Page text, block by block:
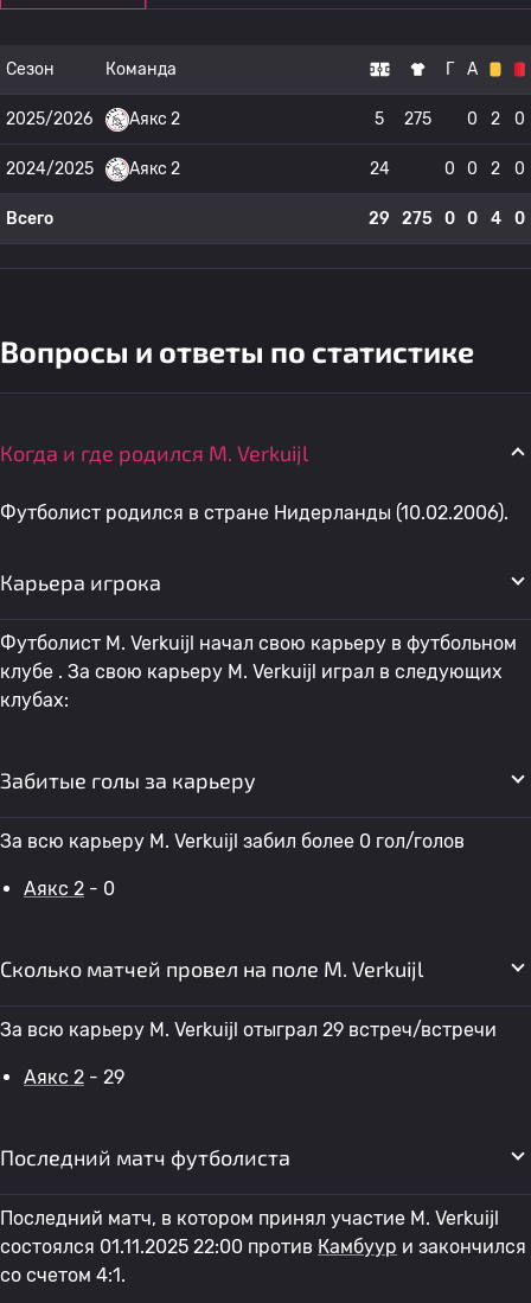
Сезон Команда Г А
2025/2026 Аякс 2 5 275 0 2 0
2024/2025 Аякс 2 24 0 0 2 0
Всего 29 275 0 0 4 0
Вопросы и ответы по статистике
Когда и где родился M. Verkuijl
Футболист родился в стране Нидерланды (10.02.2006).
Карьера игрока
Футболист M. Verkuijl начал свою карьеру в футбольном
клубе . За свою карьеру M. Verkuijl играл в следующих
клубах:
Забитые голы за карьеру
За всю карьеру M. Verkuijl забил более 0 гол/голов
Аякс 2 - 0
Сколько матчей провел на поле M. Verkuijl
За всю карьеру M. Verkuijl отыграл 29 встреч/встречи
Аякс 2 - 29
Последний матч футболиста
Последний матч, в котором принял участие M. Verkuijl
состоялся 01.11.2025 22:00 против Камбуур и закончился
со счетом 4:1.